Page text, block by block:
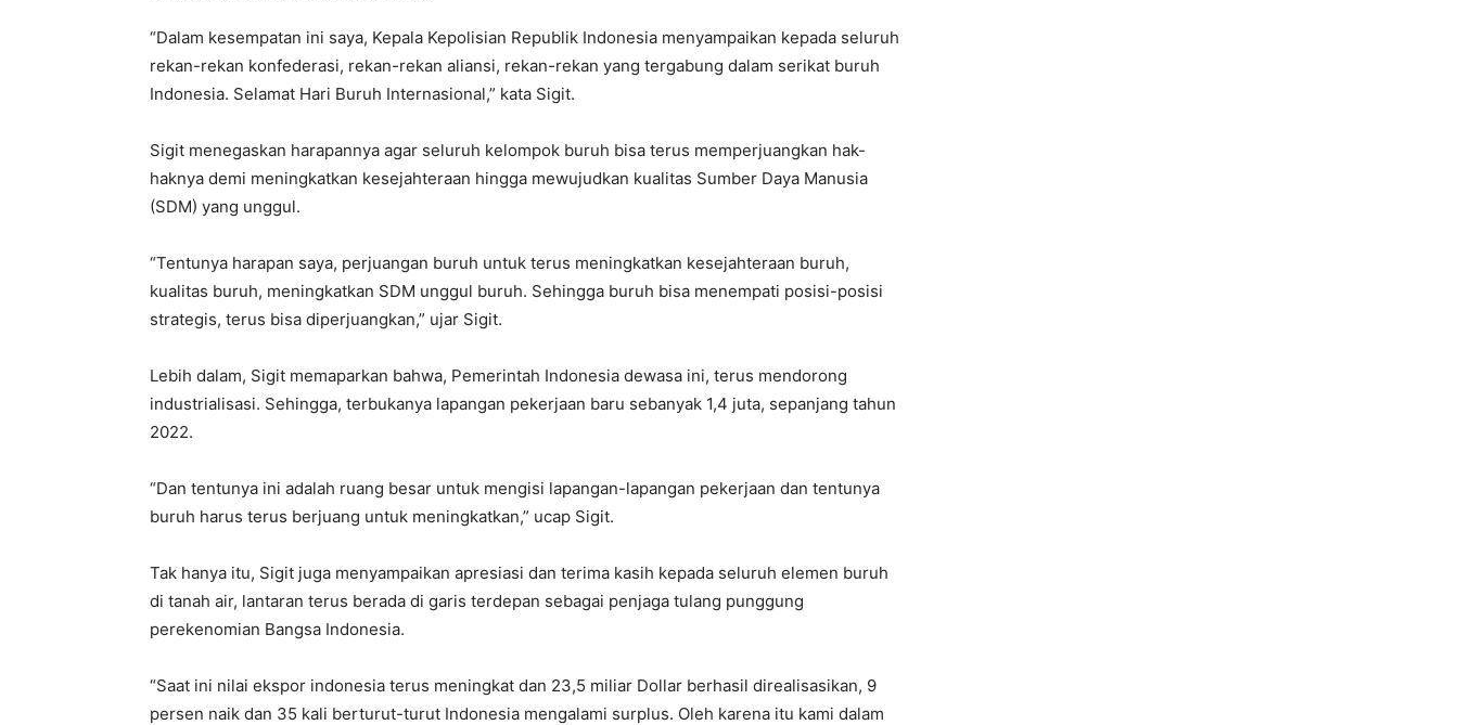
“Dalam kesempatan ini saya, Kepala Kepolisian Republik Indonesia menyampaikan kepada seluruh
rekan-rekan konfederasi, rekan-rekan aliansi, rekan-rekan yang tergabung dalam serikat buruh
Indonesia. Selamat Hari Buruh Internasional,” kata Sigit.
Sigit menegaskan harapannya agar seluruh kelompok buruh bisa terus memperjuangkan hak-
haknya demi meningkatkan kesejahteraan hingga mewujudkan kualitas Sumber Daya Manusia
(SDM) yang unggul.
“Tentunya harapan saya, perjuangan buruh untuk terus meningkatkan kesejahteraan buruh,
kualitas buruh, meningkatkan SDM unggul buruh. Sehingga buruh bisa menempati posisi-posisi
strategis, terus bisa diperjuangkan,” ujar Sigit.
Lebih dalam, Sigit memaparkan bahwa, Pemerintah Indonesia dewasa ini, terus mendorong
industrialisasi. Sehingga, terbukanya lapangan pekerjaan baru sebanyak 1,4 juta, sepanjang tahun
2022.
“Dan tentunya ini adalah ruang besar untuk mengisi lapangan-lapangan pekerjaan dan tentunya
buruh harus terus berjuang untuk meningkatkan,” ucap Sigit.
Tak hanya itu, Sigit juga menyampaikan apresiasi dan terima kasih kepada seluruh elemen buruh
di tanah air, lantaran terus berada di garis terdepan sebagai penjaga tulang punggung
perekenomian Bangsa Indonesia.
“Saat ini nilai ekspor indonesia terus meningkat dan 23,5 miliar Dollar berhasil direalisasikan, 9
persen naik dan 35 kali berturut-turut Indonesia mengalami surplus. Oleh karena itu kami dalam